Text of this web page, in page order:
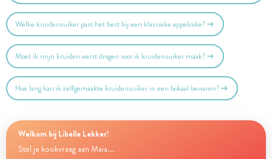
Welke kruidensuiker past het best bij een klassieke appelcake?
Moet ik mijn kruiden eerst drogen voor ik kruidensuiker maak?
Hoe lang kan ik zelfgemaakte kruidensuiker in een bokaal bewaren?
Welkom bij Libelle Lekker!
Stel je kookvraag aan Maia...